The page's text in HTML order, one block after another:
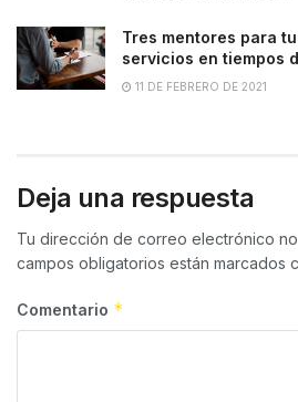
Tres mentores para
servicios en tiempos
11 DE FEBRERO DE 2021
Deja una respuesta
Tu dirección de correo electrónico
campos obligatorios están marcados
Comentario *